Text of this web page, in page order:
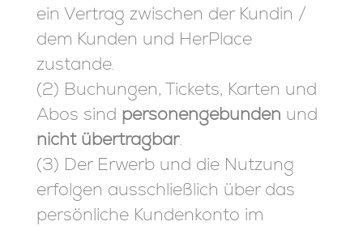
ein Vertrag zwischen der Kundin /
dem Kunden und HerPlace
zustande.
(2) Buchungen, Tickets, Karten und
Abos sind personengebunden und
nicht übertragbar.
(3) Der Erwerb und die Nutzung
erfolgen ausschließlich über das
persönliche Kundenkonto im